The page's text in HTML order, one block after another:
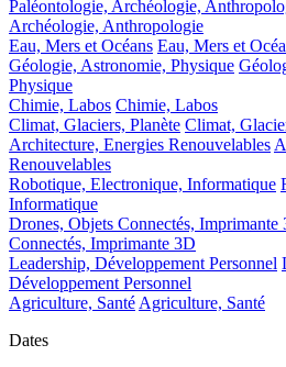
Paléontologie, Archéologie,
Archéologie, Anthropologie
Eau, Mers et Océans Eau, Mers et
Géologie, Astronomie, Physique
Physique
Chimie, Labos Chimie, Labos
Climat, Glaciers, Planète Climat,
Architecture, Energies Renouvelables
Renouvelables
Robotique, Electronique, Informatique
Informatique
Drones, Objets Connectés, Imprimante
Connectés, Imprimante 3D
Leadership, Développement Personnel
Développement Personnel
Agriculture, Santé Agriculture, Santé
Dates